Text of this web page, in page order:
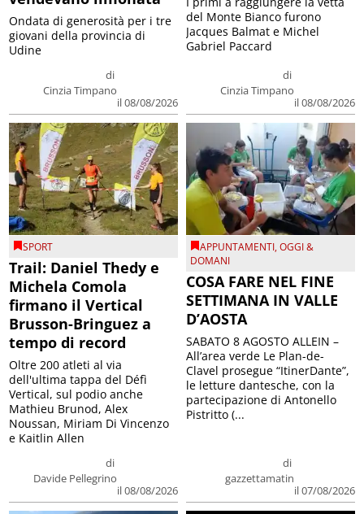
di
Cinzia Timpano
il 08/08/2026
Ondata di generosità per i tre
giovani della provincia di
Udine
di
Cinzia Timpano
il 08/08/2026
del Monte Bianco furono
Jacques Balmat e Michel
Gabriel Paccard
SPORT
Trail: Daniel Thedy e
Michela Comola
firmano il Vertical
Brusson-Bringuez a
tempo di record
di
Davide Pellegrino
il 08/08/2026
Oltre 200 atleti al via
dell'ultima tappa del Défì
Vertical, sul podio anche
Mathieu Brunod, Alex
Noussan, Miriam Di Vincenzo
e Kaitlin Allen
APPUNTAMENTI,OGGI &
DOMANI
COSA FARE NEL FINE
SETTIMANA IN VALLE
D’AOSTA
di
gazzettamatin
il 07/08/2026
SABATO 8 AGOSTO ALLEIN –
All’area verde Le Plan-de-
Clavel prosegue “ItinerDante”,
le letture dantesche, con la
partecipazione di Antonello
Pistritto (...